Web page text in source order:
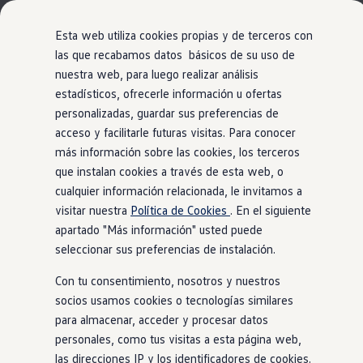
Esta web utiliza cookies propias y de terceros con
las que recabamos datos básicos de su uso de
nuestra web, para luego realizar análisis
estadísticos, ofrecerle información u ofertas
personalizadas, guardar sus preferencias de
acceso y facilitarle futuras visitas. Para conocer
más información sobre las cookies, los terceros
que instalan cookies a través de esta web, o
cualquier información relacionada, le invitamos a
visitar nuestra Política de Cookies . En el siguiente
apartado "Más información" usted puede
seleccionar sus preferencias de instalación.
Con tu consentimiento, nosotros y nuestros
socios usamos cookies o tecnologías similares
para almacenar, acceder y procesar datos
personales, como tus visitas a esta página web,
las direcciones IP y los identificadores de cookies.
Ir
directamente
al contenido
Ir
directamente
al pie de
página
Nuevo ID. Polo: El eléctrico para todos
Nuevo ID. Cross 100% eléctrico
Modelos 7 plazas
Descubre el nuevo Golf GTI 50 Aniversario
Gama Deportiva
Gama SUV de Volkswagen
Ofertas y promociones
Precios Especiales
Renueva tu Volkswagen
Trae un amigo a Volkswagen Canarias
Financiación Volkswagen
Volkswagen Flex & Serenity
Renting
Vehículos de ocasión
Concursos Volkswagen
Clientes
Buscador de Concesionarios
Atención al cliente
Accesorios
Guía de mantenimiento
Información Útil
Viajar en coche
Información
Precioscontrato de
tranquilidad